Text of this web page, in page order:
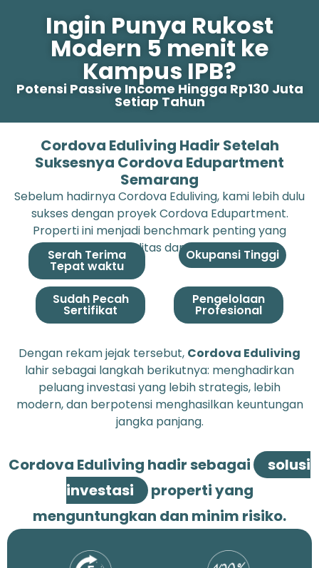
Ingin Punya Rukost
Modern 5 menit ke
Kampus IPB?
Potensi Passive Income Hingga Rp130 Juta
Setiap Tahun
Cordova Eduliving Hadir Setelah
Suksesnya Cordova Edupartment
Semarang
Sebelum hadirnya Cordova Eduliving, kami lebih dulu
sukses dengan proyek Cordova Edupartment.
Properti ini menjadi benchmark penting yang
membuktikan kualitas dan kredibilitas kami.
Serah Terima
Tepat waktu
Okupansi Tinggi
Sudah Pecah
Sertifikat
Pengelolaan
Profesional
Dengan rekam jejak tersebut, Cordova Eduliving
lahir sebagai langkah berikutnya: menghadirkan
peluang investasi yang lebih strategis, lebih
modern, dan berpotensi menghasilkan keuntungan
jangka panjang.
Cordova Eduliving hadir sebagai
solusi
investasi
properti yang
menguntungkan dan minim risiko.